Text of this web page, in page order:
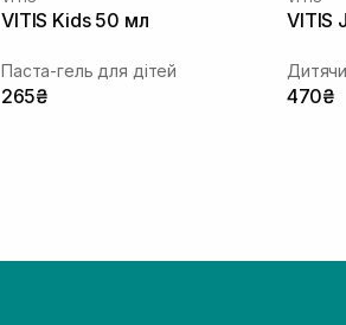
VITIS Kids 50 мл
Паста-гель для дітей
265₴
VITIS
470₴